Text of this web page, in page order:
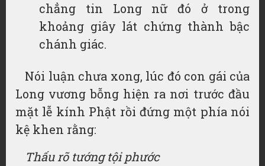
chẳng tin Long nữ đó ở trong
khoảng giây lát chứng thành bậc
chánh giác.
Nói luận chưa xong, lúc đó con gái của
Long vương bỗng hiện ra nơi trước đầu
mặt lễ kính Phật rồi đứng một phía nói
kệ khen rằng:
Thấu rõ tướng tội phước